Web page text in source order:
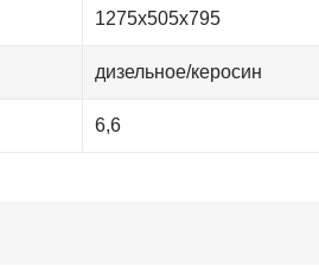
1275х505х795
дизельное/керосин
6,6